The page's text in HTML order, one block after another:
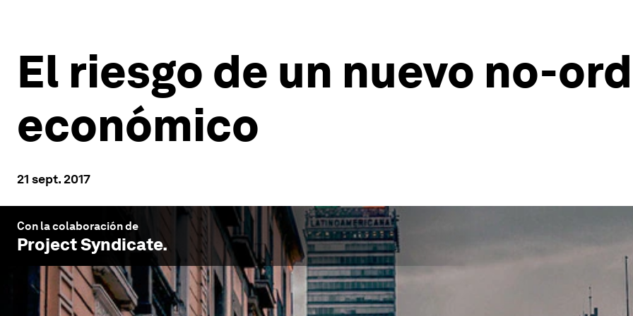
El riesgo de un nuevo no-
económico
21 sept. 2017
Con la colaboración de
Project Syndicate.